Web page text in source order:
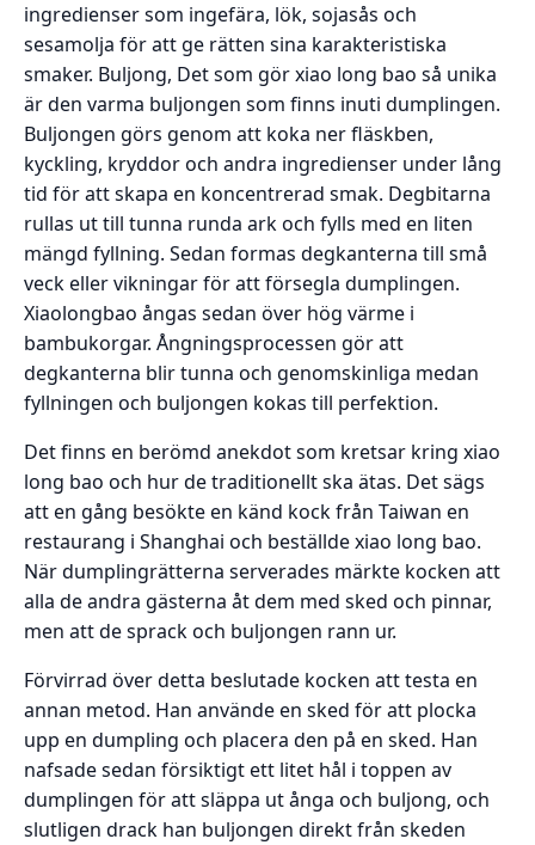
ingredienser som ingefära, lök, sojasås och
sesamolja för att ge rätten sina karakteristiska
smaker. Buljong, Det som gör xiao long bao så unika
är den varma buljongen som finns inuti dumplingen.
Buljongen görs genom att koka ner fläskben,
kyckling, kryddor och andra ingredienser under lång
tid för att skapa en koncentrerad smak. Degbitarna
rullas ut till tunna runda ark och fylls med en liten
mängd fyllning. Sedan formas degkanterna till små
veck eller vikningar för att försegla dumplingen.
Xiaolongbao ångas sedan över hög värme i
bambukorgar. Ångningsprocessen gör att
degkanterna blir tunna och genomskinliga medan
fyllningen och buljongen kokas till perfektion.
Det finns en berömd anekdot som kretsar kring xiao
long bao och hur de traditionellt ska ätas. Det sägs
att en gång besökte en känd kock från Taiwan en
restaurang i Shanghai och beställde xiao long bao.
När dumplingrätterna serverades märkte kocken att
alla de andra gästerna åt dem med sked och pinnar,
men att de sprack och buljongen rann ur.
Förvirrad över detta beslutade kocken att testa en
annan metod. Han använde en sked för att plocka
upp en dumpling och placera den på en sked. Han
nafsade sedan försiktigt ett litet hål i toppen av
dumplingen för att släppa ut ånga och buljong, och
slutligen drack han buljongen direkt från skeden